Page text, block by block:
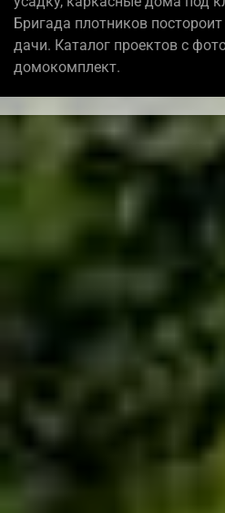
Бригада плотников
дачи. Каталог проектов с
домокомплект.